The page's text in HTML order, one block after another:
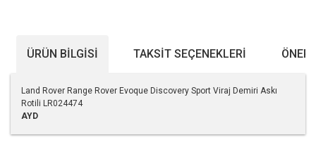
ÜRÜN BILGISI TAKSIT SEÇENEKLERI
Land Rover Range Rover Evoque Discovery Sport Viraj Demiri Askı
Rotili LR024474
AYD